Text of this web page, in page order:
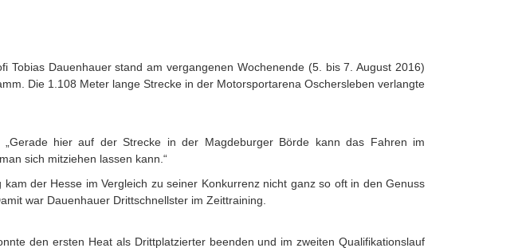
Dauenhauer stand am vergangenen Wochenende (5. bis 7. August 2016)
Die 1.108 Meter lange Strecke in der Motorsportarena Oschersleben verlangte
hier auf der Strecke in der Magdeburger Börde kann das Fahren im
sich mitziehen lassen kann.“
der Hesse im Vergleich zu seiner Konkurrenz nicht ganz so oft in den Genuss
war Dauenhauer Drittschnellster im Zeittraining.
den ersten Heat als Drittplatzierter beenden und im zweiten Qualifikationslauf